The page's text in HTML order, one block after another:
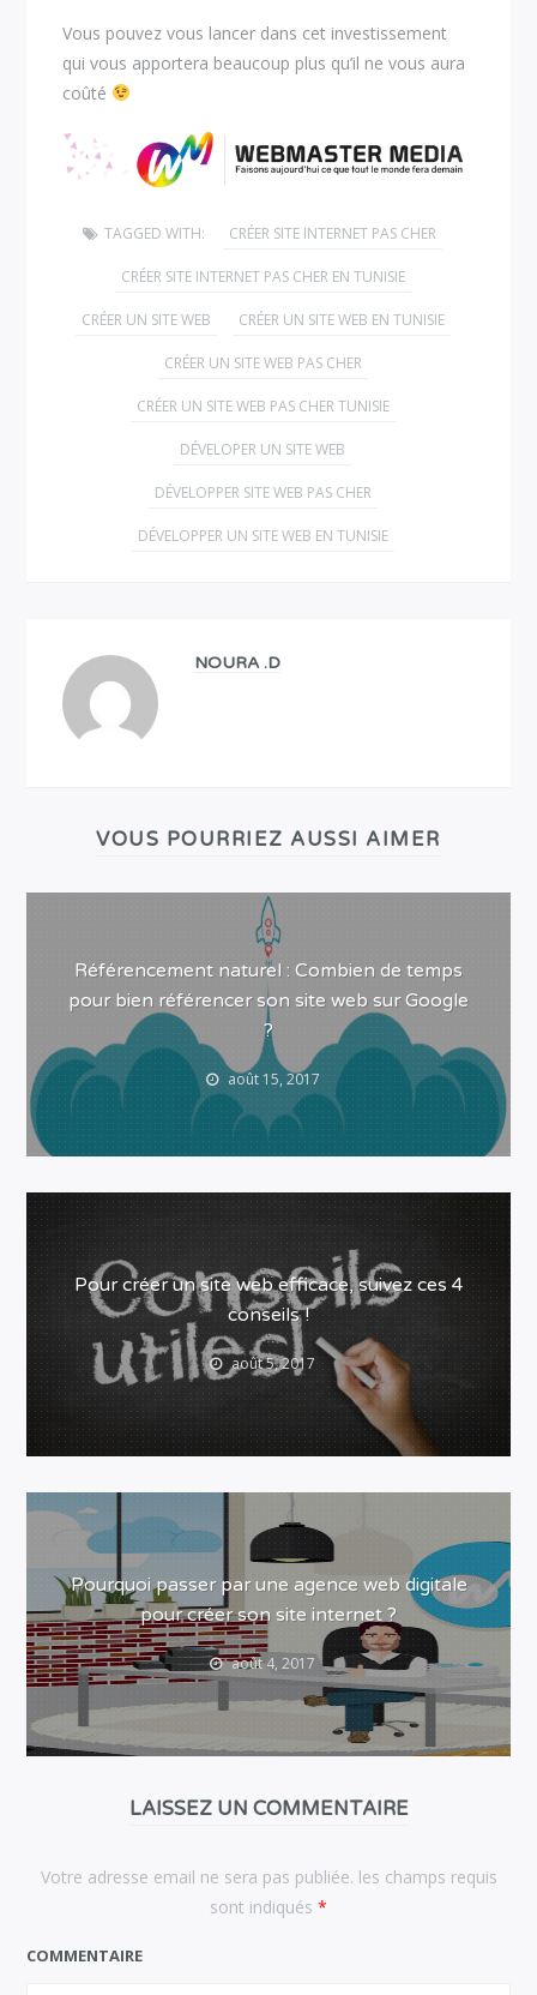
Vous pouvez vous lancer dans cet investissement
qui vous apportera beaucoup plus qu’il ne vous aura
coûté
TAGGED WITH: CRÉER SITE INTERNET PAS CHER
CRÉER SITE INTERNET PAS CHER EN TUNISIE
CRÉER UN SITE WEB CRÉER UN SITE WEB EN TUNISIE
CRÉER UN SITE WEB PAS CHER
CRÉER UN SITE WEB PAS CHER TUNISIE
DÉVELOPER UN SITE WEB
DÉVELOPPER SITE WEB PAS CHER
DÉVELOPPER UN SITE WEB EN TUNISIE
NOURA .D
VOUS POURRIEZ AUSSI AIMER
Référencement naturel : Combien de temps
pour bien référencer son site web sur Google
?
août 15, 2017
Pour créer un site web efficace, suivez ces 4
conseils !
août 5, 2017
Pourquoi passer par une agence web digitale
pour créer son site internet ?
août 4, 2017
LAISSEZ UN COMMENTAIRE
Votre adresse email ne sera pas publiée. les champs requis
sont indiqués *
COMMENTAIRE